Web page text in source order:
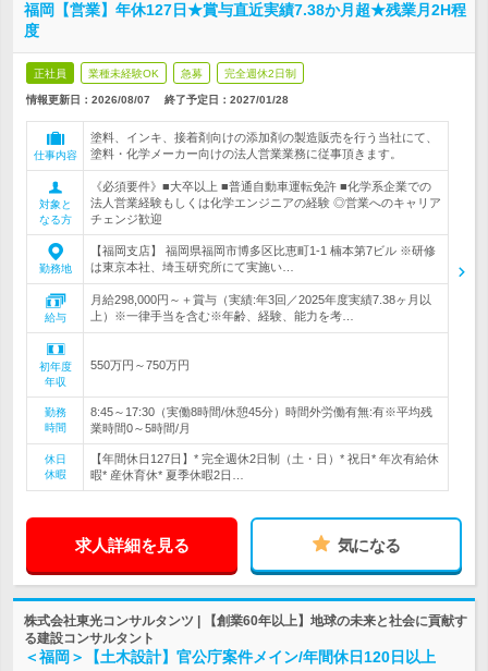
福岡【営業】年休127日★賞与直近実績7.38か月超★残業月2H程
度
正社員 業種未経験OK 急募 完全週休2日制
情報更新日：2026/08/07 終了予定日： 2027/01/28
仕事内容
塗料、インキ、接着剤向けの添加剤の製造販売を行う当社にて、
塗料・化学メーカー向けの法人営業業務に従事頂きます。
対象と
なる方
《必須要件》■大卒以上 ■普通自動車運転免許 ■化学系企業での
法人営業経験もしくは化学エンジニアの経験 ◎営業へのキャリア
チェンジ歓迎
勤務地
【福岡支店】 福岡県福岡市博多区比恵町1-1 楠本第7ビル ※研修
は東京本社、埼玉研究所にて実施い…
給与
月給298,000円～＋賞与（実績:年3回／2025年度実績7.38ヶ月以
上）※一律手当を含む※年齢、経験、能力を考…
初年度
年収
550万円～750万円
勤務
時間
8:45～17:30（実働8時間/休憩45分）時間外労働有無:有※平均残
業時間0～5時間/月
休日
休暇
【年間休日127日】* 完全週休2日制（土・日）* 祝日* 年次有給休
暇* 産休育休* 夏季休暇2日…
求人詳細を見る 気になる
株式会社東光コンサルタンツ | 【創業60年以上】地球の未来と社会に貢献す
る建設コンサルタント
＜福岡＞【土木設計】官公庁案件メイン/年間休日120日以上